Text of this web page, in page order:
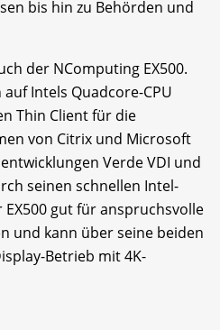
bis hin zu Behörden und
der NComputing EX500.
Intels Quadcore-CPU
Thin Client für die
von Citrix und Microsoft
Verde VDI und
seinen schnellen Intel-
gut für anspruchsvolle
und kann über seine beiden
Betrieb mit 4K-